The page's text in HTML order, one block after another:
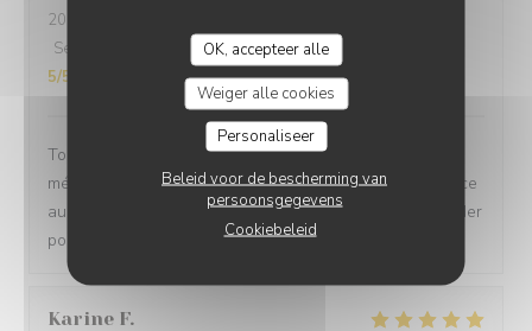
OK, accepteer alle
Weiger alle cookies
Personaliseer
Beleid voor de bescherming van
persoonsgegevens
Cookiebeleid
2026-07-21
Service
Atmosfeer: 5/5 Keuken:5
5/5
Toujours des plats délicieux et savoureux, de savants
mélanges qu'on ne retrouve pas ailleurs, avec un service
au petit soin et toujours aussi accueillant. A recommander
pour toutes les occasions, n'hésitez pas,
Karine F